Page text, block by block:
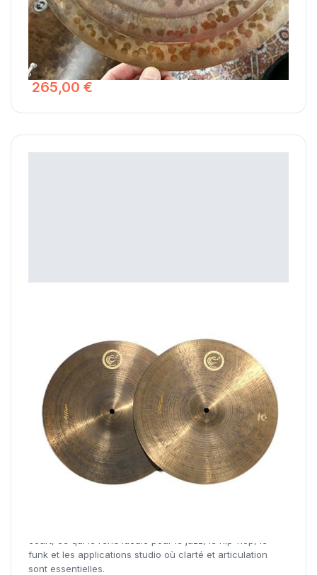
clap 8bits, ces trois cymbales à la forme et au son
particulier seront très appréciées des amateurs de funk,
disco ,soul, gospel et hip-hop. Il est possible de régler le
decay du stack en serrant plus ou moins l'ailette du pied
de cymbale.
265,00 €
Ephesus Cymbals Vintage 1997 Hi-Hat
Le Hi-Hat Vintage 1997 présente une surface tournée
avec un revêtement appliqué en usine qui réduit la
brillance et accentue la sécheresse. Il offre un son
funk et les applications studio où clarté et articulation
sont essentielles.